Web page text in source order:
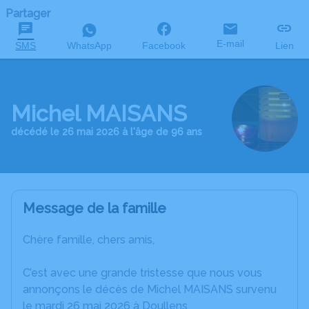
Partager
SMS WhatsApp Facebook E-mail Lien
Michel MAISANS
décédé le 26 mai 2026 à l'âge de 96 ans
Message de la famille
Chère famille, chers amis,
C’est avec une grande tristesse que nous vous
annonçons le décès de Michel MAISANS survenu
le mardi 26 mai 2026 à Doullens.